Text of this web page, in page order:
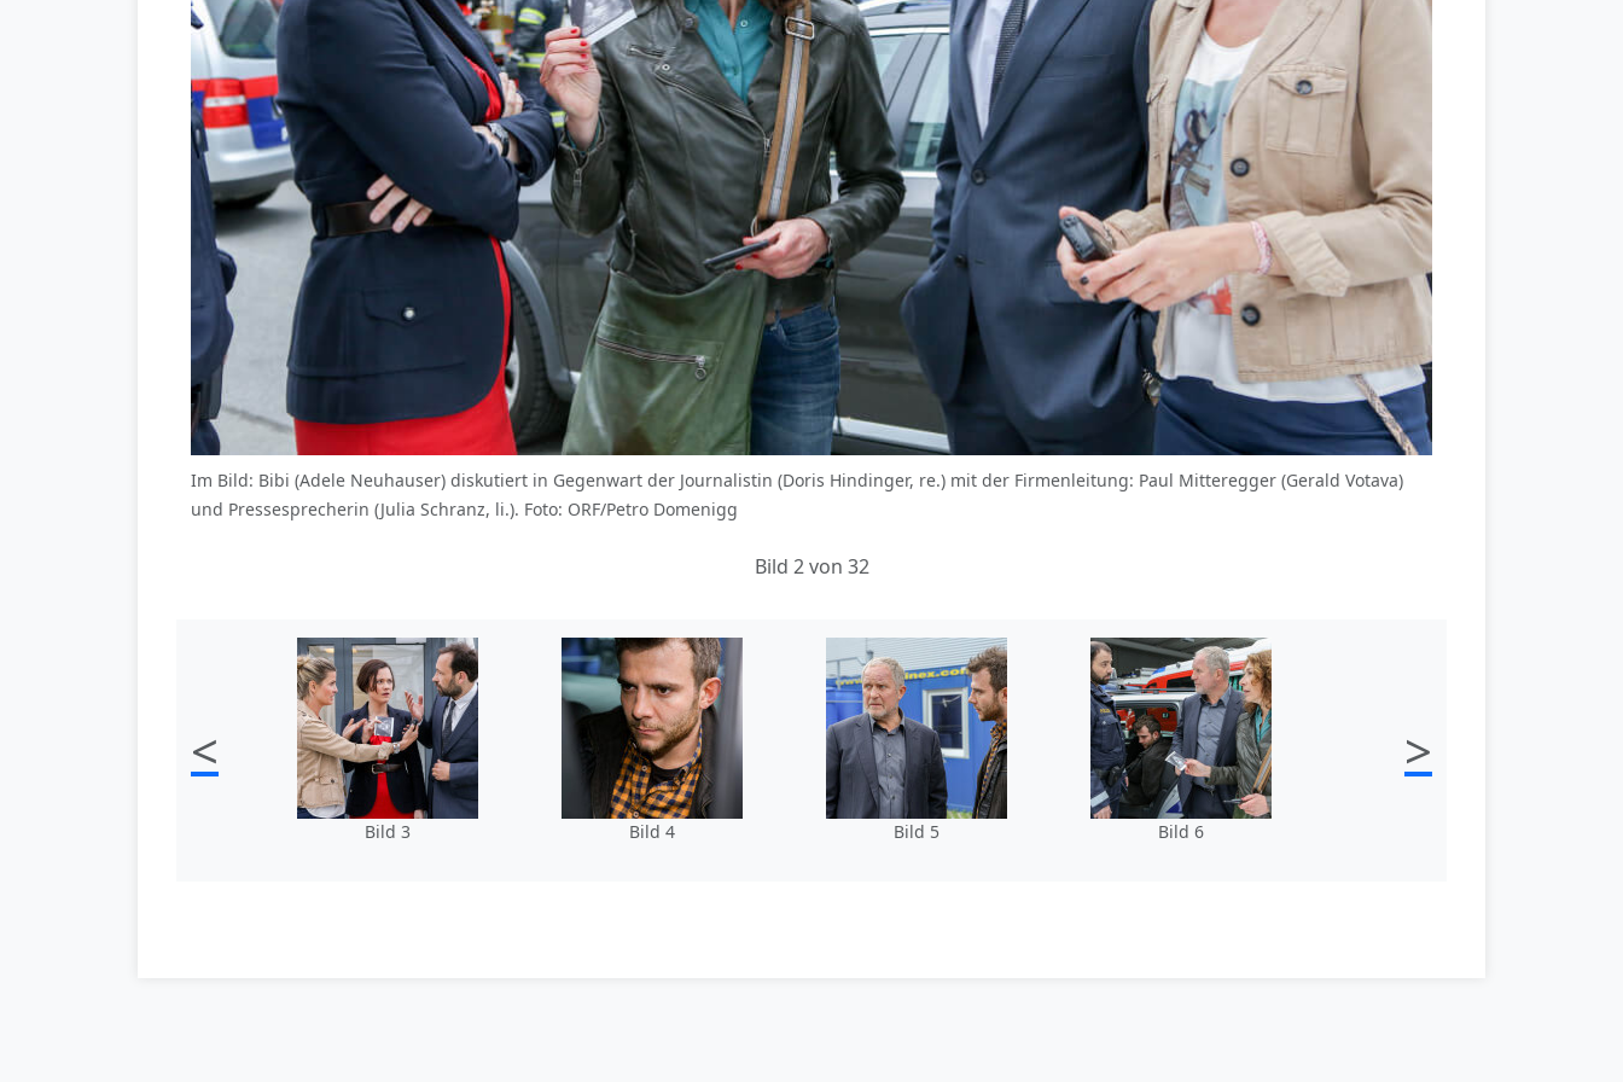
Im Bild: Bibi (Adele Neuhauser) diskutiert in Gegenwart der Journalistin (Doris Hindinger, re.) mit der Firmenleitung: Paul Mitteregger (Gerald Votava)
und Pressesprecherin (Julia Schranz, li.). Foto: ORF/Petro Domenigg
Bild 2 von 32
<
Bild 3 Bild 4 Bild 5 Bild 6
>